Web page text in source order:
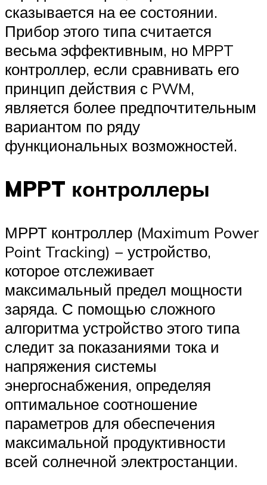
сказывается на ее состоянии.
Прибор этого типа считается
весьма эффективным, но MPPT
контроллер, если сравнивать его
принцип действия с PWM,
является более предпочтительным
вариантом по ряду
функциональных возможностей.
MPPT контроллеры
МРРТ контроллер (Maximum Power
Point Tracking) − устройство,
которое отслеживает
максимальный предел мощности
заряда. С помощью сложного
алгоритма устройство этого типа
следит за показаниями тока и
напряжения системы
энергоснабжения, определяя
оптимальное соотношение
параметров для обеспечения
максимальной продуктивности
всей солнечной электростанции.